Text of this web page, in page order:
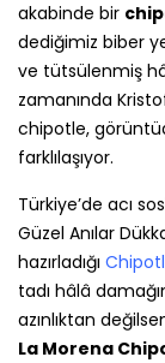
akabinde bir
dediğimiz biber
ve tütsülenmiş
zamanında
chipotle,
farklılaşıyor.
Türkiye’de acı
Güzel Anılar
hazırladığı
tadı hâlâ
azınlıktan
La Morena